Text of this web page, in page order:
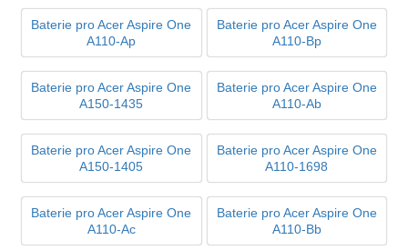
Baterie pro Acer Aspire One
A110-Ap
Baterie pro Acer Aspire One
A110-Bp
Baterie pro Acer Aspire One
A150-1435
Baterie pro Acer Aspire One
A110-Ab
Baterie pro Acer Aspire One
A150-1405
Baterie pro Acer Aspire One
A110-1698
Baterie pro Acer Aspire One
A110-Ac
Baterie pro Acer Aspire One
A110-Bb